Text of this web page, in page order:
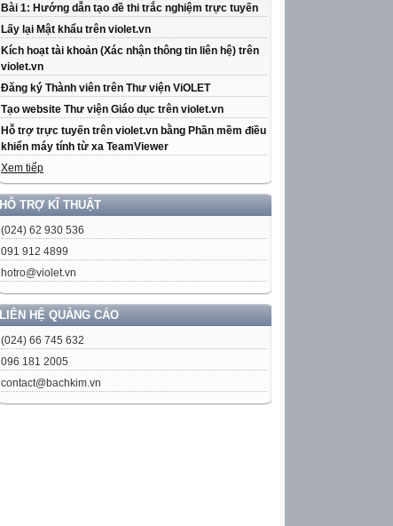
Bài 1: Hướng dẫn tạo đề thi trắc nghiệm trực tuyến
Lấy lại Mật khẩu trên violet.vn
Kích hoạt tài khoản (Xác nhận thông tin liên hệ) trên
violet.vn
Đăng ký Thành viên trên Thư viện ViOLET
Tạo website Thư viện Giáo dục trên violet.vn
Hỗ trợ trực tuyến trên violet.vn bằng Phần mềm điều
khiển máy tính từ xa TeamViewer
Xem tiếp
HỖ TRỢ KĨ THUẬT
(024) 62 930 536
091 912 4899
hotro@violet.vn
LIÊN HỆ QUẢNG CÁO
(024) 66 745 632
096 181 2005
contact@bachkim.vn